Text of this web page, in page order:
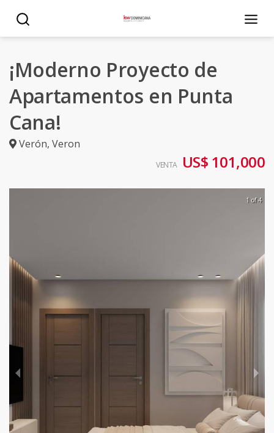
¡Moderno Proyecto de
Apartamentos en Punta
Cana!
Verón, Veron
VENTA US$ 101,000
1 of 4